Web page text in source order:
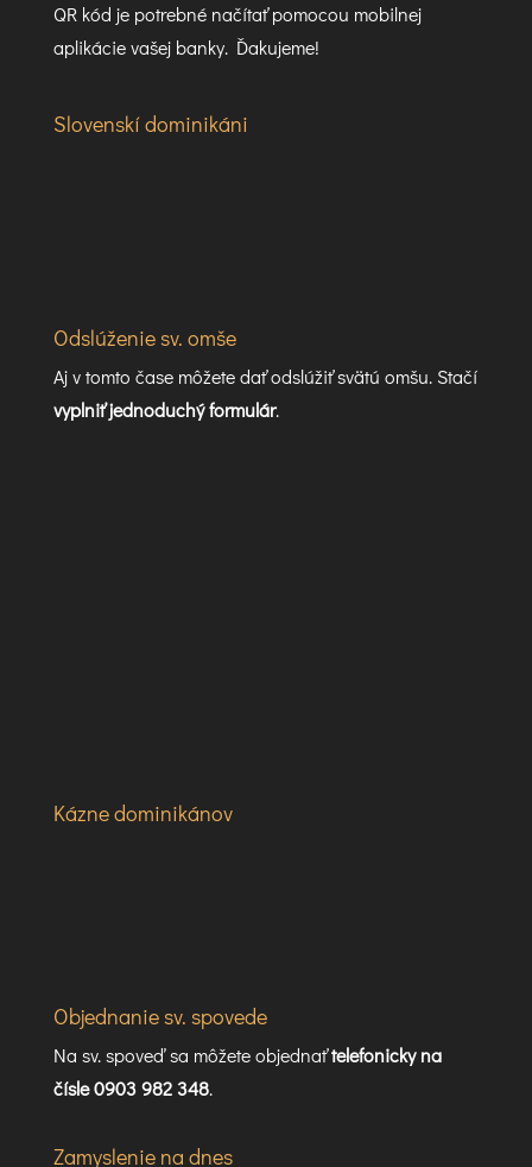
QR kód je potrebné načítať pomocou mobilnej
aplikácie vašej banky. Ďakujeme!
Slovenskí dominikáni
Odslúženie sv. omše
Aj v tomto čase môžete dať odslúžiť svätú omšu. Stačí
vyplniť jednoduchý formulár.
Kázne dominikánov
Objednanie sv. spovede
Na sv. spoveď sa môžete objednaťtelefonicky na
čísle 0903 982 348.
Zamyslenie na dnes